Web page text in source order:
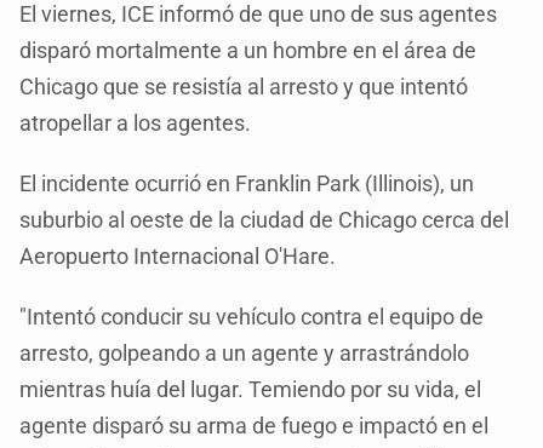
El viernes, ICE informó de que uno de sus agentes
disparó mortalmente a un hombre en el área de
Chicago que se resistía al arresto y que intentó
atropellar a los agentes.
El incidente ocurrió en Franklin Park (Illinois), un
suburbio al oeste de la ciudad de Chicago cerca del
Aeropuerto Internacional O'Hare.
"Intentó conducir su vehículo contra el equipo de
arresto, golpeando a un agente y arrastrándolo
mientras huía del lugar. Temiendo por su vida, el
agente disparó su arma de fuego e impactó en el